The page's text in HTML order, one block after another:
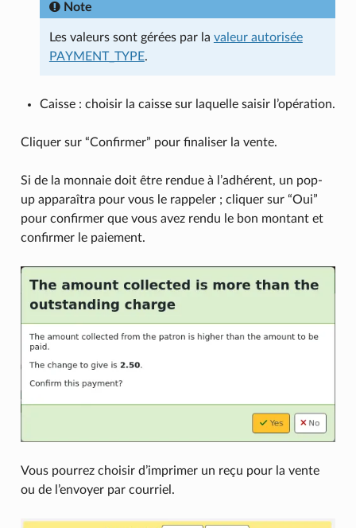
Note
Les valeurs sont gérées par la valeur autorisée
PAYMENT_TYPE.
Caisse : choisir la caisse sur laquelle saisir l’opération.
Cliquer sur “Confirmer” pour finaliser la vente.
Si de la monnaie doit être rendue à l’adhérent, un pop-
up apparaîtra pour vous le rappeler ; cliquer sur “Oui”
pour confirmer que vous avez rendu le bon montant et
confirmer le paiement.
Vous pourrez choisir d’imprimer un reçu pour la vente
ou de l’envoyer par courriel.